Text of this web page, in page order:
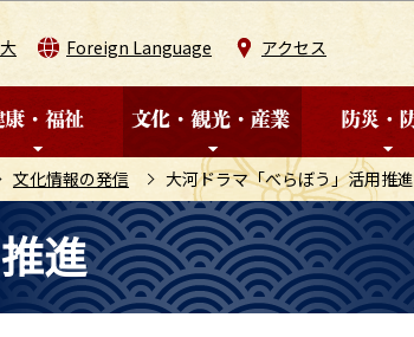
Foreign Language アクセス
文化情報の発信 大河ドラマ「べらぼう」活用推進
進